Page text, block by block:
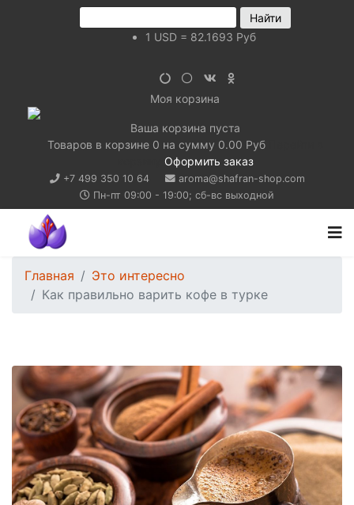
1 USD = 82.1693 Руб
Моя корзина
Ваша корзина пуста
Товаров в корзине 0 на сумму 0.00 Руб
Оформить заказ
+7 499 350 10 64
aroma@shafran-shop.com
Пн-пт 09:00 - 19:00; сб-вс выходной
Главная
Это интересно
Как правильно варить кофе в турке